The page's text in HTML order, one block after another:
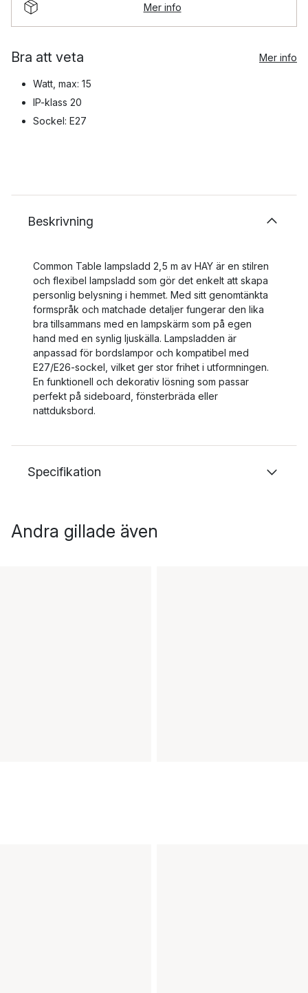
Mer info
Bra att veta Mer info
Watt, max: 15
IP-klass 20
Sockel: E27
Beskrivning
Common Table lampsladd 2,5 m av HAY är en stilren
och flexibel lampsladd som gör det enkelt att skapa
personlig belysning i hemmet. Med sitt genomtänkta
formspråk och matchade detaljer fungerar den lika
bra tillsammans med en lampskärm som på egen
hand med en synlig ljuskälla. Lampsladden är
anpassad för bordslampor och kompatibel med
E27/E26-sockel, vilket ger stor frihet i utformningen.
En funktionell och dekorativ lösning som passar
perfekt på sideboard, fönsterbräda eller
nattduksbord.
Specifikation
Andra gillade även